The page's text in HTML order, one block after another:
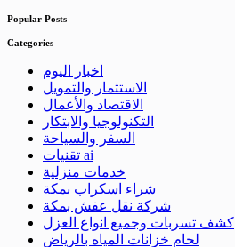
Popular Posts
Categories
اخبار اليوم
الاستثمار والتمويل
الاقتصاد والأعمال
التكنولوجيا والابتكار
السفر والسياحة
تقنيات ai
خدمات منزلية
شراء اسكراب بمكة
شركة نقل عفش بمكة
كشف تسربات وجميع انواع العزل
لحام خزانات المياه بالرياض